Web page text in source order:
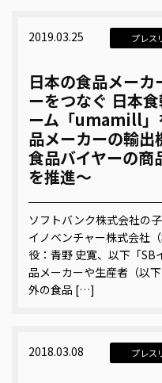
2019.03.25 プレス
日本の食品メー
ーをつなぐ 日本
ーム「umamill」
品メーカーの輸出
食品バイヤーの商
を推進～
ソフトバンク株式会社の
イノベンチャー株式会社
役：青野 史寛、以下「
品メーカーや生産者（以
外の食品 […]
2018.03.08 プレス